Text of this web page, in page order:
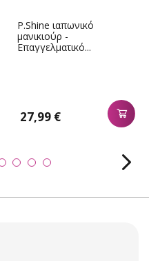
P.Shine ιαπωνικό
μανικιούρ -
Επαγγελματικό...
27,99 €